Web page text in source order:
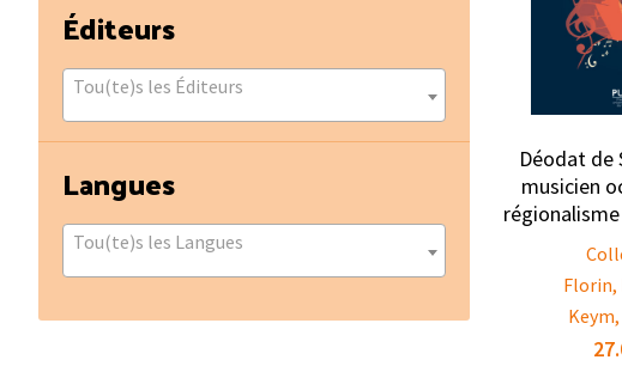
Déodat de
musicien
Florin,
Éditeurs
Tou(te)s les Éditeurs
Langues
Tou(te)s les Langues